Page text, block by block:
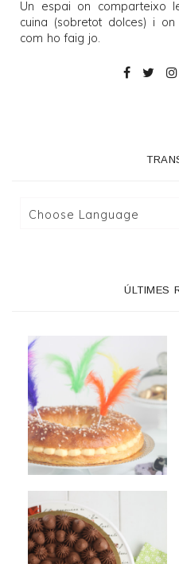
Un espai on comparteixo
cuina (sobretot dolces) i
com ho faig jo.
ÚLTIMES